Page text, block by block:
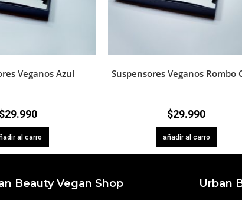
Veganos Azul
$29.990
al carro
Suspensores Veganos Rombo
$29.990
añadir al carro
Beauty Vegan Shop Urban